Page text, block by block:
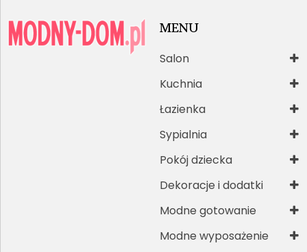
MENU
Salon
Kuchnia
Łazienka
Sypialnia
Pokój dziecka
Dekoracje i dodatki
Modne gotowanie
Modne wyposażenie